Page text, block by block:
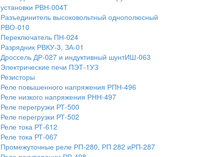
установки РВН-004Т
Разъединитель высоковольтный однополюсный
РВО-010
Переключатель ПН-024
Разрядник РВКУ-3, ЗА-01
Дроссель ДР-027 и индуктивный шунтИШ-063
Электрические печи ПЭТ-1УЗ
Резисторы
Реле повышенного напряжения РПН-496
Реле низкого напряжения РНН-497
Реле перегрузки РТ-500
Реле перегрузки РТ-502
Реле тока РТ-612
Реле тока РТ-067
Промежуточные реле РП-280, РП 282 иРП-287